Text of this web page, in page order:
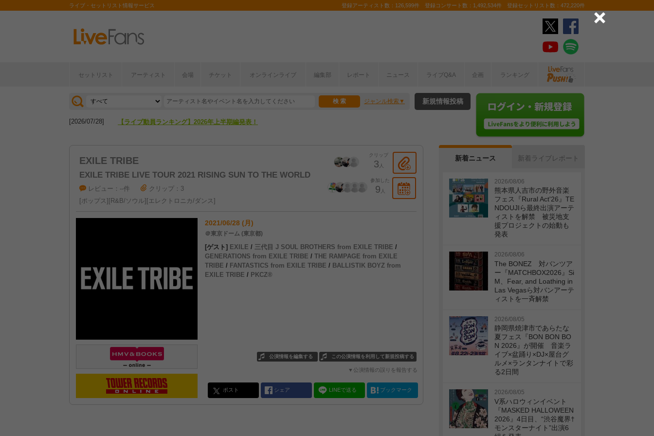
ライブ・セットリスト情報サービス 登録アーティスト数：126,599件 登録コンサート数：1,492,534件 登録セットリスト数：472,220件
セットリスト アーティスト 会場 チケット オンラインライブ 編集部 レポート ニュース ライブQ&A 企画 ランキング
ジャンル検索
[2026/04/27] 【フェス特集2026】フェス情報はここから！
[2026/07/28] 【ライブ動員ランキング】2026年上半期編発表！
[2026/07/28] 【ライブ動員ランキング】2026年上半期編発表！
新規情報投稿
EXILE TRIBE
EXILE TRIBE LIVE TOUR 2021 RISING SUN TO THE WORLD
クリップ
3 人
参加した
9 人
レビュー：--件
クリップ：3
ポップス
R&B/ソウル エレクトロニカ/ダンス
2021/06/28 (月)
＠東京ドーム (東京都)
[ゲスト] EXILE / 三代目 J SOUL BROTHERS from EXILE TRIBE /
GENERATIONS from EXILE TRIBE / THE RAMPAGE from EXILE
TRIBE / FANTASTICS from EXILE TRIBE / BALLISTIK BOYZ from
EXILE TRIBE / PKCZ®
この公演情報を利用して新規投稿する
公演情報を編集する
▼公演情報の誤りを報告する
ポスト シェア LINEで送る ブックマーク
新着ニュース 新着ライブレポート
2026/08/06
熊本県人吉市の野外音楽
フェス『Rural Act'26』TE
NDOUJIら最終出演アーテ
ィストを解禁 被災地支
援プロジェクトの始動も
発表
2026/08/06
The BONEZ 対バンツア
ー『MATCHBOX2026』Si
M、Fear, and Loathing in
Las Vegasら対バンアーテ
ィストを一斉解禁
2026/08/05
静岡県焼津市であらたな
夏フェス『BON BON BO
N 2026』が開催 音楽ラ
イブ×盆踊り×DJ×屋台グ
ルメ×ランタンナイトで彩
る2日間
2026/08/05
V系ハロウィンイベント
『MASKED HALLOWEEN
2026』4日目、“渋谷魔界†
モンスターナイト”出演6